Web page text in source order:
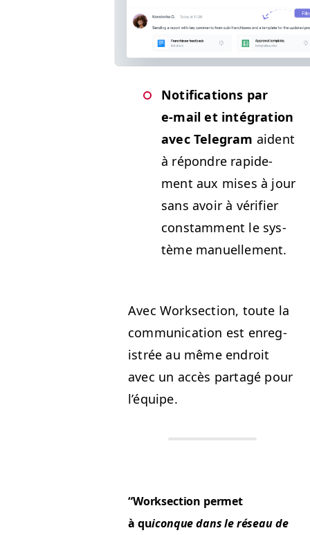
Noti­fi­ca­tions par
e‑mail et inté­gra­tion
avec Telegram aident
à répon­dre rapi­de­
ment aux mis­es à jour
sans avoir à véri­fi­er
con­stam­ment le sys­
tème manuellement.
Avec Work­sec­tion, toute la
com­mu­ni­ca­tion est enreg­
istrée au même endroit
avec un accès partagé pour
l’équipe.
“Work­sec­tion per­met
à quiconque dans le réseau de